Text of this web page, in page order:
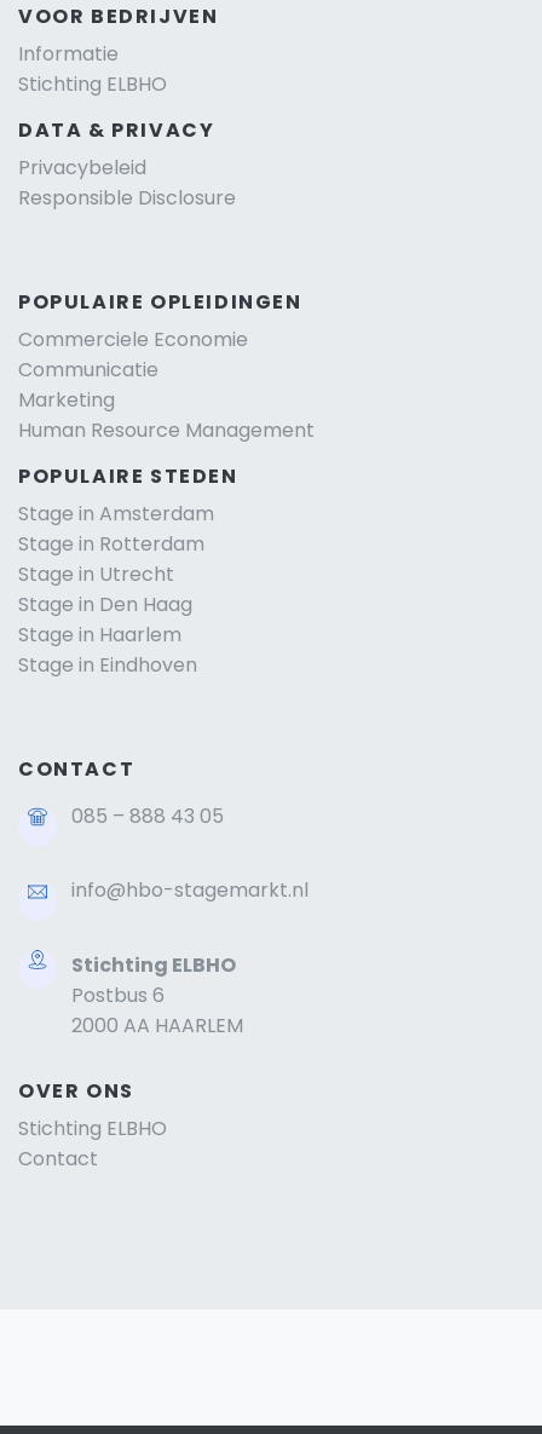
VOOR BEDRIJVEN
Informatie
Stichting ELBHO
DATA & PRIVACY
Privacybeleid
Responsible Disclosure
POPULAIRE OPLEIDINGEN
Commerciele Economie
Communicatie
Marketing
Human Resource Management
POPULAIRE STEDEN
Stage in Amsterdam
Stage in Rotterdam
Stage in Utrecht
Stage in Den Haag
Stage in Haarlem
Stage in Eindhoven
CONTACT
085 – 888 43 05
info@hbo-stagemarkt.nl
Stichting ELBHO
Postbus 6
2000 AA HAARLEM
OVER ONS
Stichting ELBHO
Contact